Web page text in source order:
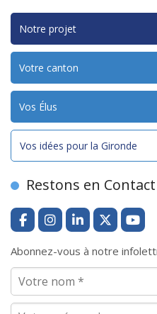
Notre projet
Votre canton
Vos Élus
Vos idées pour la Gironde
Restons en Contact
Abonnez-vous à notre